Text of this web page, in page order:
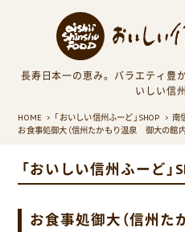
長寿日本一の恵み。バラエティ豊
いしい信
HOME 「おいしい信州ふーど」SHOP 南
お食事処御大（信州たかもり温泉 御大の館内
「おいしい信州ふーど」
お食事処御大（信州